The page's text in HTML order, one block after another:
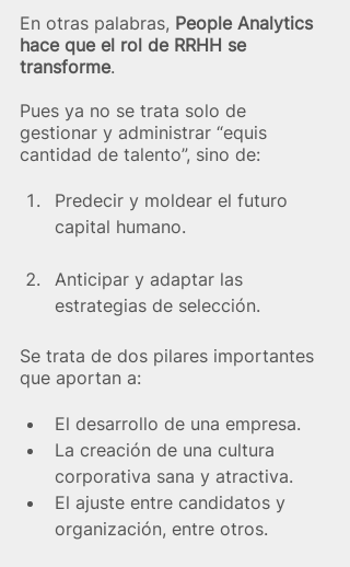
En otras palabras, People Analytics
hace que el rol de RRHH se
transforme.
Pues ya no se trata solo de
gestionar y administrar “equis
cantidad de talento”, sino de:
Predecir y moldear el futuro
capital humano.
Anticipar y adaptar las
estrategias de selección.
Se trata de dos pilares importantes
que aportan a:
El desarrollo de una empresa.
La creación de una cultura
corporativa sana y atractiva.
El ajuste entre candidatos y
organización, entre otros.